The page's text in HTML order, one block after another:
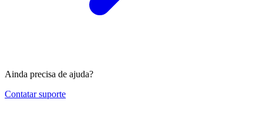
Ainda precisa de ajuda?
Contatar suporte